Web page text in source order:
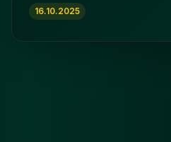
16.10.2025